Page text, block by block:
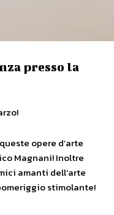
presso la
opere d’arte
Magnani! Inoltre
amanti dell’arte
stimolante!